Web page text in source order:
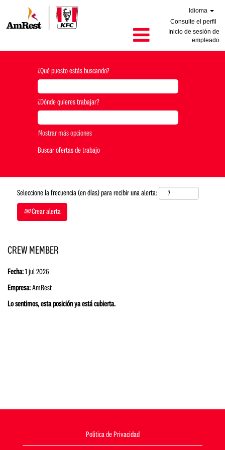
Idioma
Consulte el perfil
Inicio de sesión de
empleado
¿Qué puesto estás buscando?
¿Dónde quieres trabajar?
Mostrar más opciones
Seleccione la frecuencia (en días) para recibir una alerta:
Crear alerta
CREW MEMBER
Fecha:1 jul 2026
Empresa:AmRest
Lo sentimos, esta posición ya está cubierta.
Politica de Privacidad